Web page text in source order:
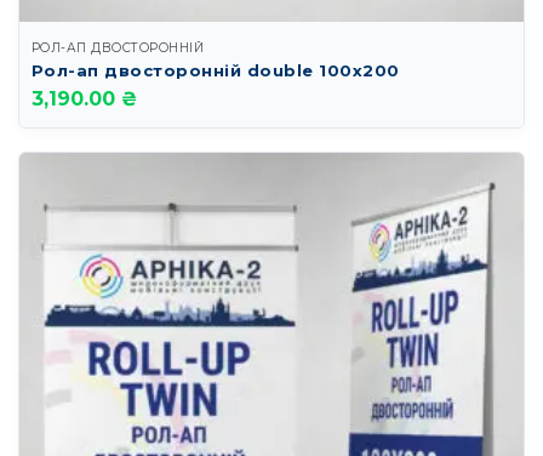
РОЛ-АП ДВОСТОРОННІЙ
Рол-ап двосторонній double 100х200
3,190.00 ₴